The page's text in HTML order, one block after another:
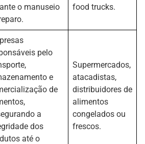
o manuseio
food trucks.
pelo
e
de
a
dos
até o
Supermercados,
atacadistas,
distribuidores de
alimentos
congelados ou
frescos.